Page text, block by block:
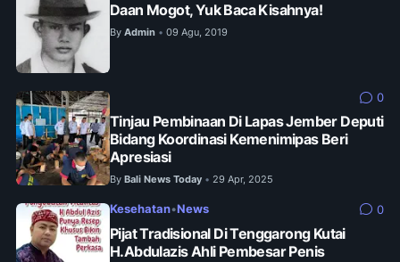
Daan Mogot, Yuk Baca Kisahnya!
By Admin • 09 Agu, 2019
0
Tinjau Pembinaan Di Lapas Jember Deputi
Bidang Koordinasi Kemenimipas Beri
Apresiasi
By Bali News Today • 29 Apr, 2025
Kesehatan•News 0
Pijat Tradisional Di Tenggarong Kutai
H.Abdulazis Ahli Pembesar Penis